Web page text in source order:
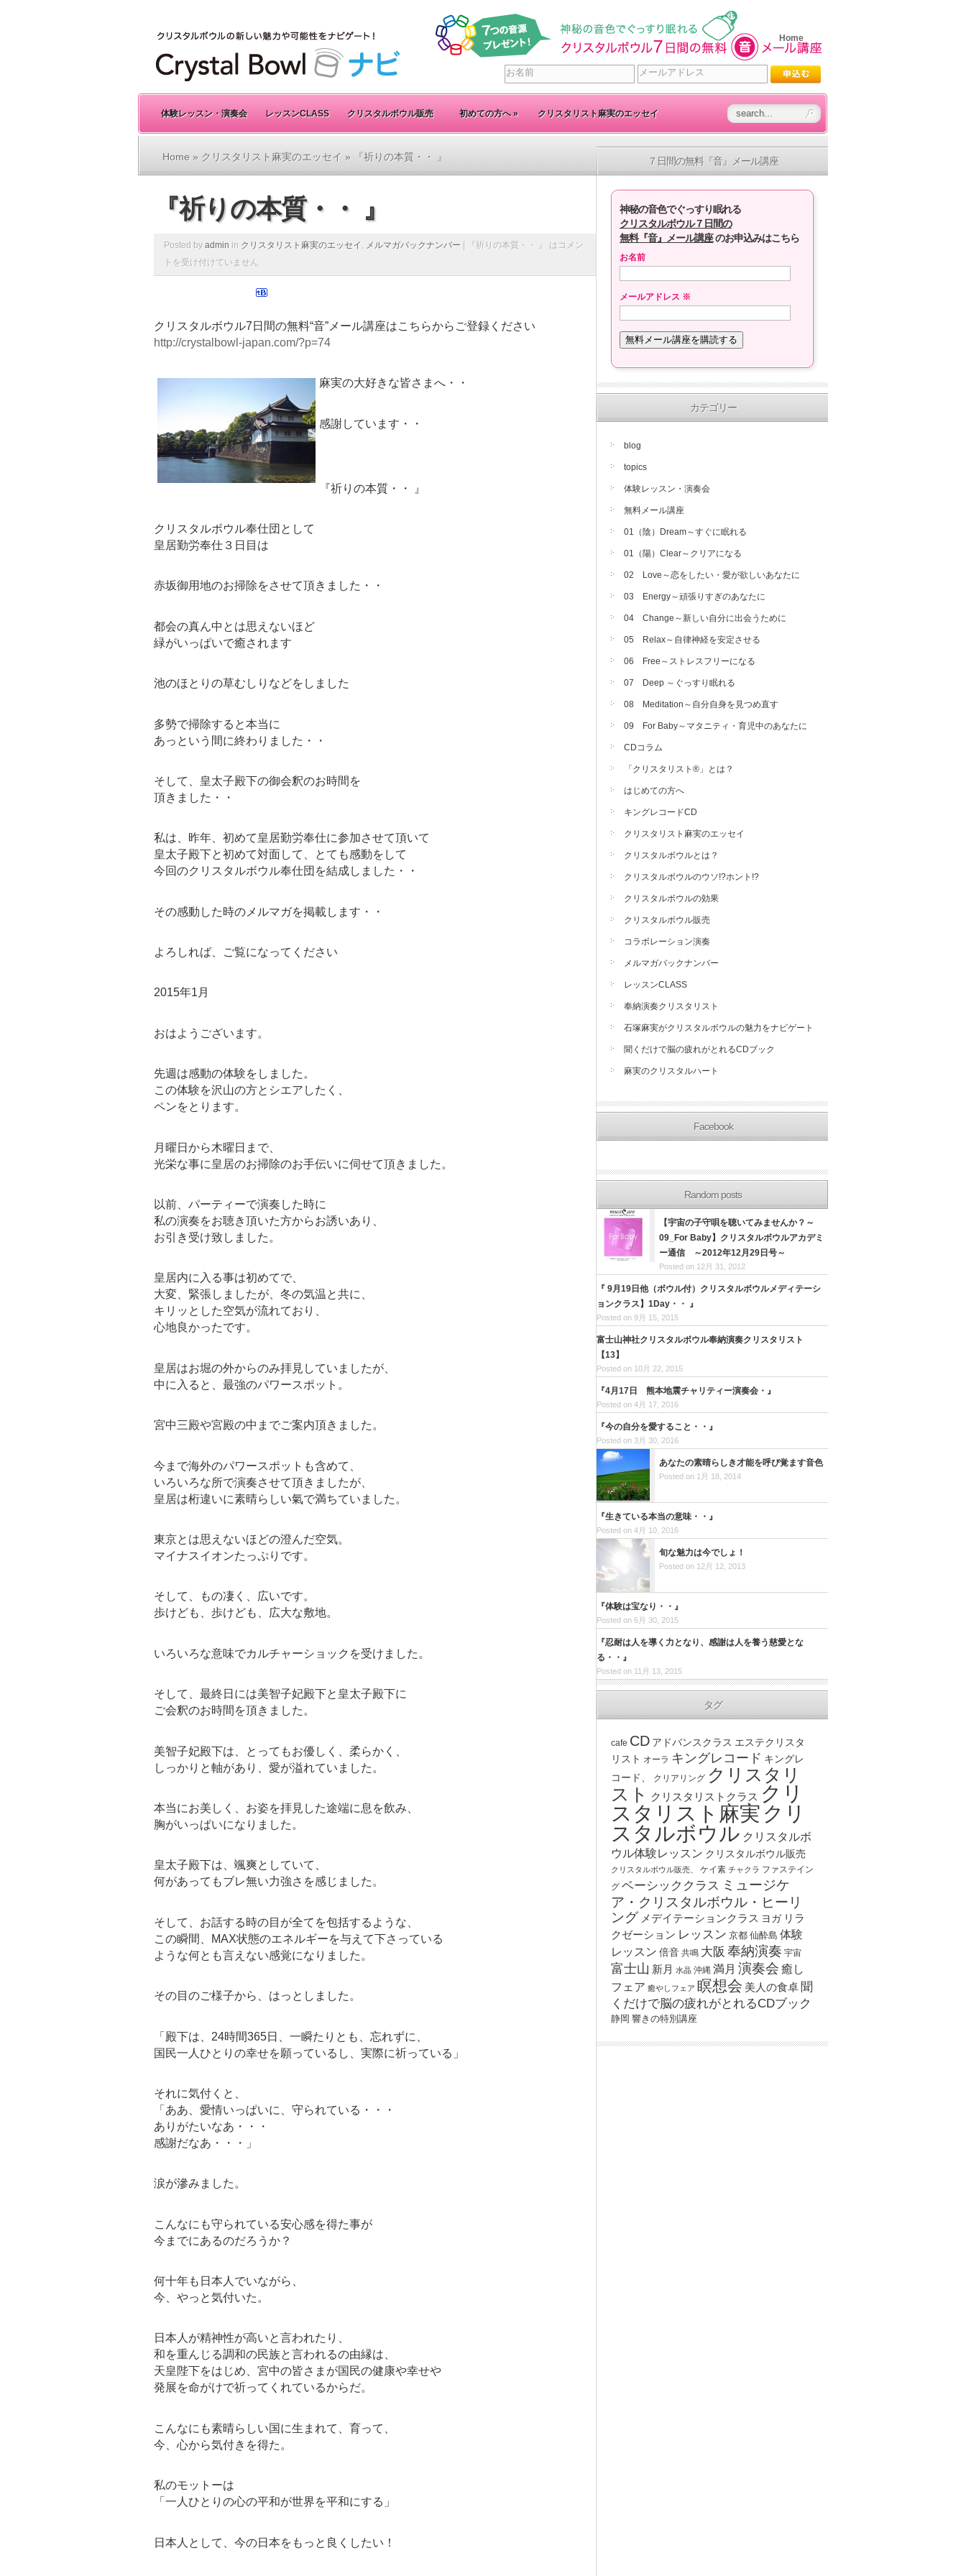
Home
体験レッスン・演奏会 レッスンCLASS クリスタルボウル販売 初めての方へ» クリスタリスト麻実のエッセイ
Home » クリスタリスト麻実のエッセイ » 『祈りの本質・・ 』
『祈りの本質・・ 』
Posted by admin in クリスタリスト麻実のエッセイ , メルマガバックナンバー 『祈りの本質・・ 』 は コメン
トを受け付けていません
クリスタルボウル7日間の無料“音”メール講座はこちらからご登録ください
http://crystalbowl-japan.com/?p=74
麻実の大好きな皆さまへ・・
感謝しています・・
『祈りの本質・・ 』
クリスタルボウル奉仕団として
皇居勤労奉仕３日目は
赤坂御用地のお掃除をさせて頂きました・・
都会の真ん中とは思えないほど
緑がいっぱいで癒されます
池のほとりの草むしりなどをしました
多勢で掃除すると本当に
あっという間に終わりました・・
そして、皇太子殿下の御会釈のお時間を
頂きました・・
私は、昨年、初めて皇居勤労奉仕に参加させて頂いて
皇太子殿下と初めて対面して、とても感動をして
今回のクリスタルボウル奉仕団を結成しました・・
その感動した時のメルマガを掲載します・・
よろしれば、ご覧になってください
2015年1月
おはようございます。
先週は感動の体験をしました。
この体験を沢山の方とシエアしたく、
ペンをとります。
月曜日から木曜日まで、
光栄な事に皇居のお掃除のお手伝いに伺せて頂きました。
以前、パーティーで演奏した時に
私の演奏をお聴き頂いた方からお誘いあり、
お引き受け致しました。
皇居内に入る事は初めてで、
大変、緊張しましたが、冬の気温と共に、
キリッとした空気が流れており、
心地良かったです。
皇居はお堀の外からのみ拝見していましたが、
中に入ると、最強のパワースポット。
宮中三殿や宮殿の中までご案内頂きました。
今まで海外のパワースポットも含めて、
いろいろな所で演奏させて頂きましたが、
皇居は桁違いに素晴らしい氣で満ちていました。
東京とは思えないほどの澄んだ空気。
マイナスイオンたっぷりです。
そして、もの凄く、広いです。
歩けども、歩けども、広大な敷地。
いろいろな意味でカルチャーショックを受けました。
そして、最終日には美智子妃殿下と皇太子殿下に
ご会釈のお時間を頂きました。
美智子妃殿下は、とってもお優しく、柔らかく、
しっかりと軸があり、愛が溢れていました。
本当にお美しく、お姿を拝見した途端に息を飲み、
胸がいっぱいになりました。
皇太子殿下は、颯爽としていて、
何があってもブレ無い力強さを感じました。
そして、お話する時の目が全てを包括するような、
この瞬間、MAX状態のエネルギーを与えて下さっている
ような何とも言えない感覚になりました。
その目のご様子から、はっとしました。
「殿下は、24時間365日、一瞬たりとも、忘れずに、
国民一人ひとりの幸せを願っているし、実際に祈っている」
それに気付くと、
「ああ、愛情いっぱいに、守られている・・・
ありがたいなあ・・・
感謝だなあ・・・」
涙が滲みました。
こんなにも守られている安心感を得た事が
今までにあるのだろうか？
何十年も日本人でいながら、
今、やっと気付いた。
日本人が精神性が高いと言われたり、
和を重んじる調和の民族と言われるの由縁は、
天皇陛下をはじめ、宮中の皆さまが国民の健康や幸せや
発展を命がけで祈ってくれているからだ。
こんなにも素晴らしい国に生まれて、育って、
今、心から気付きを得た。
私のモットーは
「一人ひとりの心の平和が世界を平和にする」
日本人として、今の日本をもっと良くしたい！
７日間の無料『音』メール講座
神秘の音色でぐっすり眠れる
クリスタルボウル７日間の
無料『音』メール講座のお申込みはこちら
お名前
メールアドレス ※
カテゴリー
blog
topics
体験レッスン・演奏会
無料メール講座
01（陰）Dream～すぐに眠れる
01（陽）Clear～クリアになる
02 Love～恋をしたい・愛が欲しいあなたに
03 Energy～頑張りすぎのあなたに
04 Change～新しい自分に出会うために
05 Relax～自律神経を安定させる
06 Free～ストレスフリーになる
07 Deep ～ぐっすり眠れる
08 Meditation～自分自身を見つめ直す
09 For Baby～マタニティ・育児中のあなたに
CDコラム
「クリスタリスト®」とは？
はじめての方へ
キングレコードCD
クリスタリスト麻実のエッセイ
クリスタルボウルとは？
クリスタルボウルのウソ!?ホント!?
クリスタルボウルの効果
クリスタルボウル販売
コラボレーション演奏
メルマガバックナンバー
レッスンCLASS
奉納演奏クリスタリスト
石塚麻実がクリスタルボウルの魅力をナビゲート
聞くだけで脳の疲れがとれるCDブック
麻実のクリスタルハート
Facebook
Random posts
【宇宙の子守唄を聴いてみませんか？～
09_For Baby】クリスタルボウルアカデミ
ー通信 ～2012年12月29日号～
Posted on 12月 31, 2012
『 9月19日他（ボウル付）クリスタルボウルメディテーシ
ョンクラス】1Day・・ 』
Posted on 9月 15, 2015
富士山神社クリスタルボウル奉納演奏クリスタリスト
【13】
Posted on 10月 22, 2015
『4月17日 熊本地震チャリティー演奏会・』
Posted on 4月 17, 2016
『今の自分を愛すること・・』
Posted on 3月 30, 2016
あなたの素晴らしき才能を呼び覚ます音色
Posted on 1月 18, 2014
『生きている本当の意味・・』
Posted on 4月 10, 2016
旬な魅力は今でしょ！
Posted on 12月 12, 2013
『体験は宝なり・・』
Posted on 6月 30, 2015
『忍耐は人を導く力となり、感謝は人を養う慈愛とな
る・・』
Posted on 11月 13, 2015
タグ
cafe CD アドバンスクラス エステクリスタ
リスト オーラ キングレコード キングレ
コード、
クリアリング クリスタリ
スト
クリスタリストクラス クリ
スタリスト麻実 クリ
スタルボウル クリスタルボ
ウル体験レッスン クリスタルボウル販売
クリスタルボウル販売、 ケイ素 チャクラ ファステイン
グ ベーシッククラス ミュージケ
ア・クリスタルボウル・ヒーリ
ング メデイテーションクラス ヨガ リラ
クゼーション レッスン 京都 仙酔島 体験
レッスン 倍音 共鳴 大阪 奉納演奏 宇宙
富士山 新月 水晶 沖縄 満月 演奏会 癒し
フェア 癒やしフェア 瞑想会 美人の食卓 聞
くだけで脳の疲れがとれるCDブック
静岡 響きの特別講座